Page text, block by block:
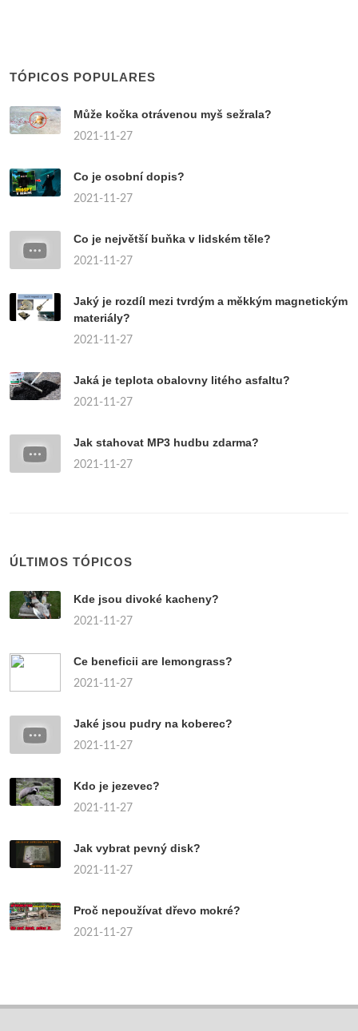
TÓPICOS POPULARES
Může kočka otrávenou myš sežrala?
2021-11-27
Co je osobní dopis?
2021-11-27
Co je největší buňka v lidském těle?
2021-11-27
Jaký je rozdíl mezi tvrdým a měkkým magnetickým
materiály?
2021-11-27
Jaká je teplota obalovny litého asfaltu?
2021-11-27
Jak stahovat MP3 hudbu zdarma?
2021-11-27
ÚLTIMOS TÓPICOS
Kde jsou divoké kacheny?
2021-11-27
Ce beneficii are lemongrass?
2021-11-27
Jaké jsou pudry na koberec?
2021-11-27
Kdo je jezevec?
2021-11-27
Jak vybrat pevný disk?
2021-11-27
Proč nepoužívat dřevo mokré?
2021-11-27